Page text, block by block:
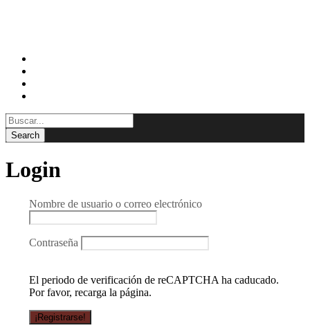
Login
Nombre de usuario o correo electrónico
Contraseña
El periodo de verificación de reCAPTCHA ha caducado.
Por favor, recarga la página.